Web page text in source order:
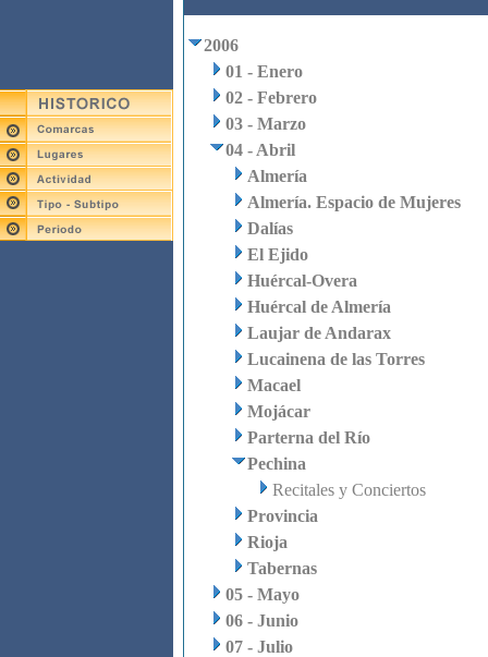
2006
01 - Enero
02 - Febrero
03 - Marzo
04 - Abril
Almería
Almería. Espacio de Mujeres
Dalías
El Ejido
Huércal-Overa
Huércal de Almería
Laujar de Andarax
Lucainena de las Torres
Macael
Mojácar
Parterna del Río
Pechina
Recitales y Conciertos
Provincia
Rioja
Tabernas
05 - Mayo
06 - Junio
07 - Julio